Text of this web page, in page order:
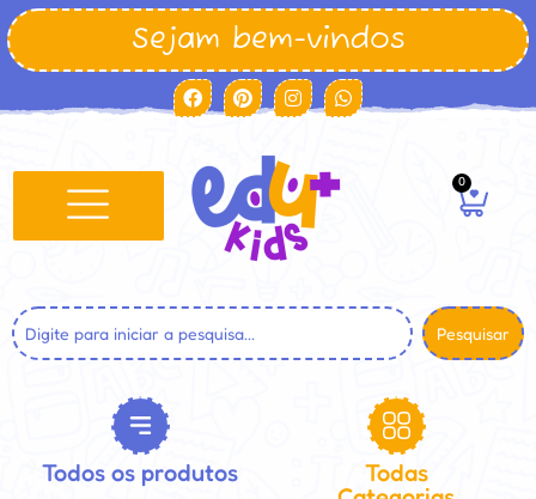
Sejam bem-vindos
0
Pesquisar
Todos os produtos
Todas